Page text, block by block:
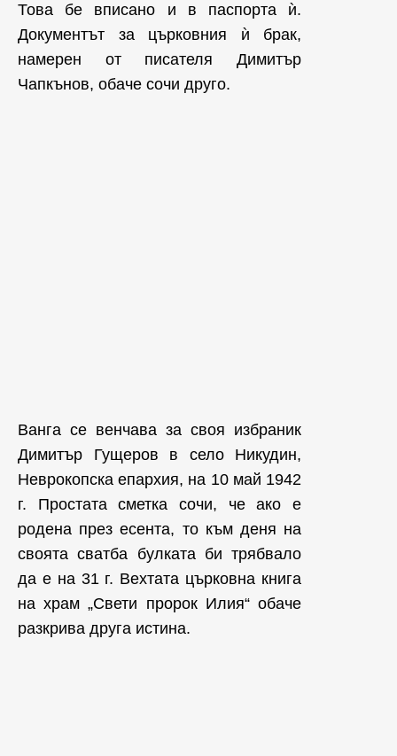
Това бе вписано и в паспорта ѝ.
Документът за църковния ѝ брак,
намерен от писателя Димитър
Чапкънов, обаче сочи друго.
Ванга се венчава за своя избраник
Димитър Гущеров в село Никудин,
Неврокопска епархия, на 10 май 1942
г. Простата сметка сочи, че ако е
родена през есента, то към деня на
своята сватба булката би трябвало
да е на 31 г. Вехтата църковна книга
на храм „Свети пророк Илия“ обаче
разкрива друга истина.